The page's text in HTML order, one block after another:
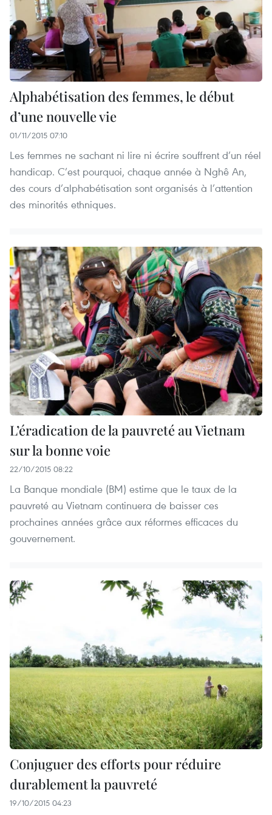
Alphabétisation des femmes, le début
d’une nouvelle vie
01/11/2015 07:10
Les femmes ne sachant ni lire ni écrire souffrent d’un réel
handicap. C’est pourquoi, chaque année à Nghê An,
des cours d’alphabétisation sont organisés à l’attention
des minorités ethniques.
L’éradication de la pauvreté au Vietnam
sur la bonne voie
22/10/2015 08:22
La Banque mondiale (BM) estime que le taux de la
pauvreté au Vietnam continuera de baisser ces
prochaines années grâce aux réformes efficaces du
gouvernement.
Conjuguer des efforts pour réduire
durablement la pauvreté
19/10/2015 04:23